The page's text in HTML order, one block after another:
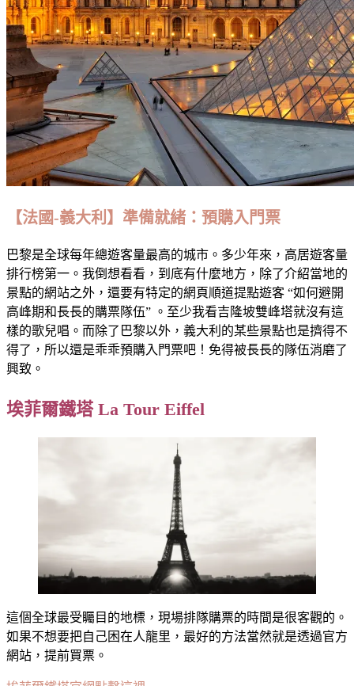
倒
數
行
程
【法國-義大利】準備就緒：預購入門票
巴黎是全球每年總遊客量最高的城市。多少年來，高居遊客量
排行榜第一。我倒想看看，到底有什麼地方，除了介紹當地的
景點的網站之外，還要有特定的網頁順道提點遊客 “如何避開
高峰期和長長的購票隊伍” 。至少我看吉隆坡雙峰塔就沒有這
樣的歌兒唱。而除了巴黎以外，義大利的某些景點也是擠得不
得了，所以還是乖乖預購入門票吧！免得被長長的隊伍消磨了
興致。
埃菲爾鐵塔 La Tour Eiffel
這個全球最受矚目的地標，現場排隊購票的時間是很客觀的。
如果不想要把自己困在人龍里，最好的方法當然就是透過官方
網站，提前買票。